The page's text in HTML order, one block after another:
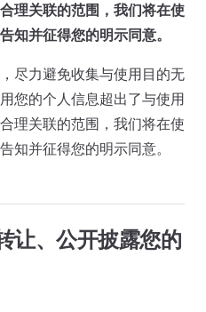
理关联的范围，我们将在使
知并征得您的明示同意。
尽力避免收集与使用目的无
您的个人信息超出了与使用
理关联的范围，我们将在使
知并征得您的明示同意。
让、公开披露您的